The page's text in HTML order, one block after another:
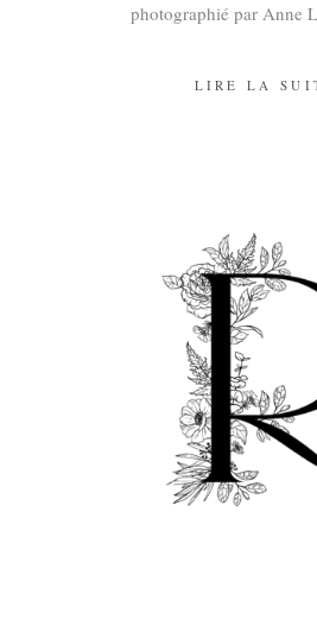
photographié par Anne
LIRE LA